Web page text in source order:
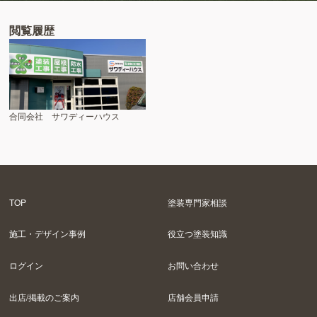
閲覧履歴
合同会社 サワディーハウス
TOP 塗装専門家相談
施工・デザイン事例 役立つ塗装知識
ログイン お問い合わせ
出店/掲載のご案内 店舗会員申請